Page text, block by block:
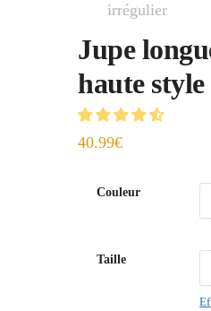
Jupe
haute
40.99€
Couleur
Taille